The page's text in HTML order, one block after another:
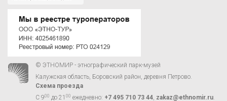
© ЭТНОМИР - этнографический парк-музей
Калужская область, Боровский район, деревня Петрово.
Схема проезда
С 900 до 21 00 ежедневно: +7 495 710 73 44, zakaz@ethnomir.ru.